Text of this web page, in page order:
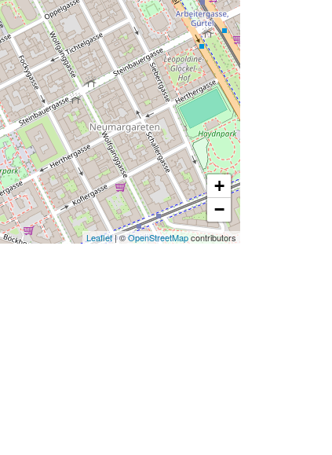
+
−
Leaflet| ©OpenStreetMapcontributors